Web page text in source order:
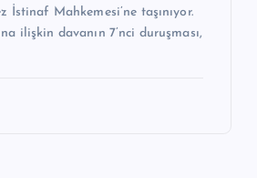
İstinaf Mahkemesi’ne taşınıyor.
ilişkin davanın 7’nci duruşması,